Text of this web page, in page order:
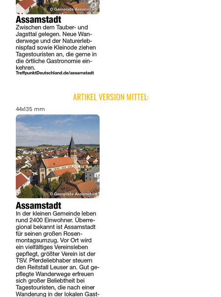
ARTIKEL VERSION MITTEL:
44x135 mm